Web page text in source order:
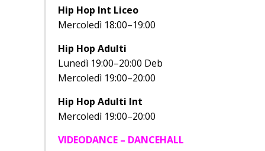
Hip Hop Int Liceo
Mercoledì 18:00–19:00
Hip Hop Adulti
Lunedì 19:00–20:00 Deb
Mercoledì 19:00–20:00
Hip Hop Adulti Int
Mercoledì 19:00–20:00
VIDEODANCE – DANCEHALL